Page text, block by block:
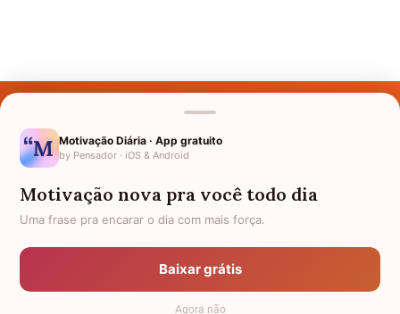
Nomes pelo Mundo
Política de Privacidade
Anuncie
Motivação Diária · App gratuito
by Pensador · iOS & Android
Motivação nova pra você todo dia
Uma frase pra encarar o dia com mais força.
Baixar grátis
Agora não